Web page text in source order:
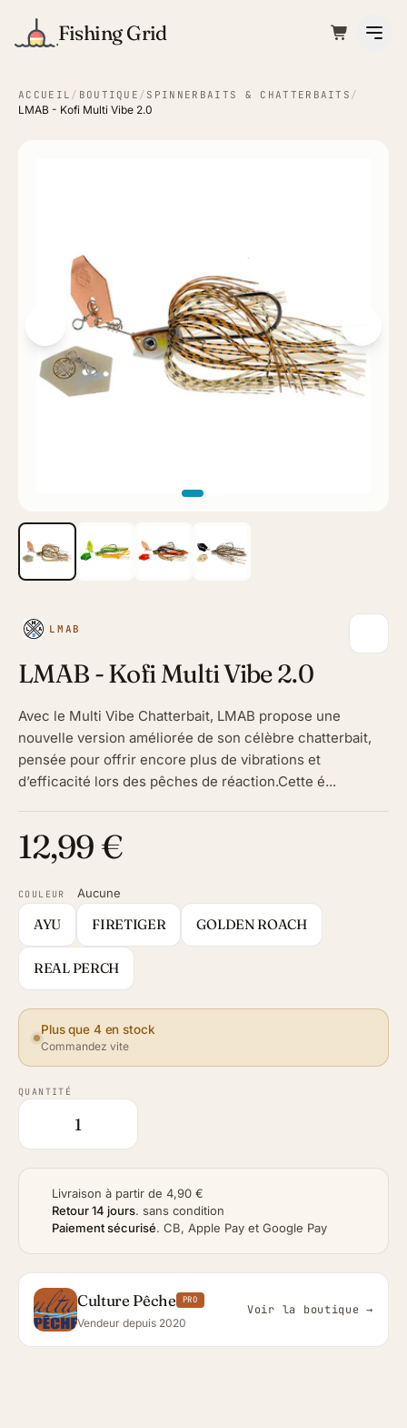
Fishing Grid
ACCUEIL / BOUTIQUE / SPINNERBAITS & CHATTERBAITS /
LMAB - Kofi Multi Vibe 2.0
LMAB
LMAB - Kofi Multi Vibe 2.0
Avec le Multi Vibe Chatterbait, LMAB propose une
nouvelle version améliorée de son célèbre chatterbait,
pensée pour offrir encore plus de vibrations et
d’efficacité lors des pêches de réaction.Cette é...
12,99 €
COULEUR Aucune
AYU FIRETIGER GOLDEN ROACH
REAL PERCH
Plus que 4 en stock
Commandez vite
QUANTITÉ
Livraison à partir de 4,90 €
Retour 14 jours. sans condition
Paiement sécurisé. CB, Apple Pay et Google Pay
Culture Pêche PRO
Vendeur depuis 2020
Voir la boutique →